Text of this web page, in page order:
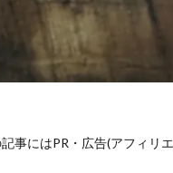
記事にはPR・広告(アフィリ